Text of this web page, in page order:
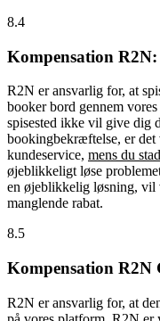
8.4
Kompensation R2N:
R2N er ansvarlig for, at
booker bord gennem
spisested ikke vil give dig
bookingbekræftelse, er det
kundeservice, mens du
øjeblikkeligt løse
en øjeblikkelig løsning, vil
manglende rabat.
8.5
Kompensation R2N
R2N er ansvarlig for, at